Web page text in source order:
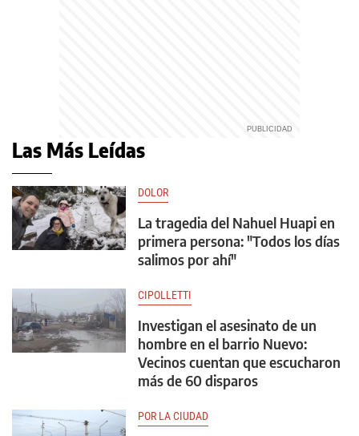
Las Más Leídas
DOLOR
La tragedia del Nahuel Huapi en
primera persona: "Todos los días
salimos por ahí"
CIPOLLETTI
Investigan el asesinato de un
hombre en el barrio Nuevo:
Vecinos cuentan que escucharon
más de 60 disparos
POR LA CIUDAD